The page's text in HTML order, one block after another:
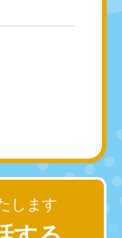
します
県
5259
年中無休